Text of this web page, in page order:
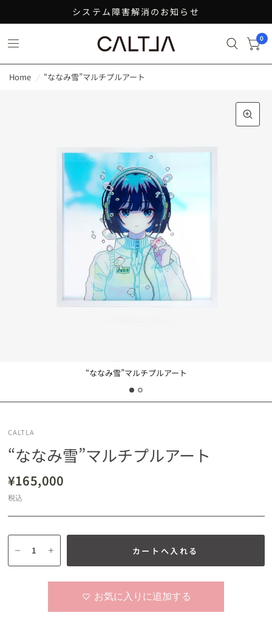
システム障害解消のお知らせ
0
Home / “ななみ雪”マルチプルアート
“ななみ雪”マルチプルアート
CALTLA
“ななみ雪”マルチプルアート
¥165,000
税込
カートへ入れる
お気に入りに追加する